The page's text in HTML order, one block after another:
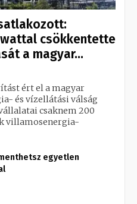
csökkentette
a magyar...
ért el a magyar
és vízellátási válság
csaknem 200
villamosenergia-
egyetlen